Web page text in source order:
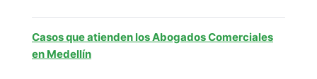
Casos que atienden los Abogados Comerciales
en Medellín